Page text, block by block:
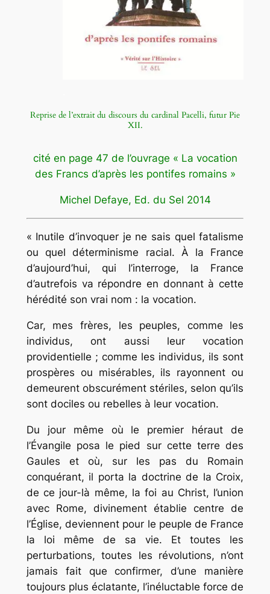
Reprise de l’extrait du discours du cardinal Pacelli, futur Pie
XII.
cité en page 47 de l’ouvrage « La vocation
des Francs d’après les pontifes romains »
Michel Defaye, Ed. du Sel 2014
« Inutile d’invoquer je ne sais quel fatalisme
ou quel déterminisme racial. À la France
d’aujourd’hui, qui l’interroge, la France
d’autrefois va répondre en donnant à cette
hérédité son vrai nom : la vocation.
Car, mes frères, les peuples, comme les
individus, ont aussi leur vocation
providentielle ; comme les individus, ils sont
prospères ou misérables, ils rayonnent ou
demeurent obscurément stériles, selon qu’ils
sont dociles ou rebelles à leur vocation.
Du jour même où le premier héraut de
l’Évangile posa le pied sur cette terre des
Gaules et où, sur les pas du Romain
conquérant, il porta la doctrine de la Croix,
de ce jour-là même, la foi au Christ, l’union
avec Rome, divinement établie centre de
l’Église, deviennent pour le peuple de France
la loi même de sa vie. Et toutes les
perturbations, toutes les révolutions, n’ont
jamais fait que confirmer, d’une manière
toujours plus éclatante, l’inéluctable force de